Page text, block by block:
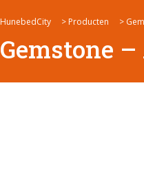
HunebedCity > Producten >
Gemstone